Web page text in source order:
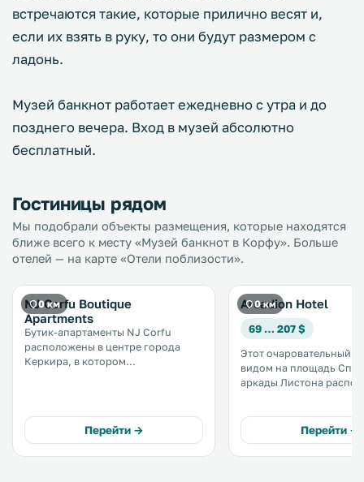
встречаются такие, которые прилично весят и,
если их взять в руку, то они будут размером с
ладонь.
Музей банкнот работает ежедневно с утра и до
позднего вечера. Вход в музей абсолютно
бесплатный.
Гостиницы рядом
Мы подобрали объекты размещения, которые находятся
ближе всего к месту «Музей банкнот в Корфу». Больше
отелей — на карте «Отели поблизости».
0 км
NJ Corfu Boutique
Apartments
Бутик-апартаменты NJ Corfu
расположены в центре города
Керкира, в котором
достопримечательностей
занимает несколько минут. В
Перейти →
0 км
Arcadion Hotel
69 … 207 $
Этот очаровательный
видом на площадь
аркады Листона
бесплатным WiFi. .
Перейти →